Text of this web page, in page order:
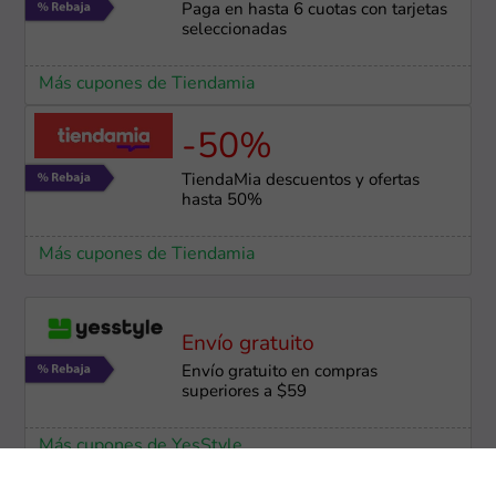
Paga en hasta 6 cuotas con tarjetas
seleccionadas
Más cupones de Tiendamia
-50%
TiendaMia descuentos y ofertas
hasta 50%
Más cupones de Tiendamia
Envío gratuito
Envío gratuito en compras
superiores a $59
Más cupones de YesStyle